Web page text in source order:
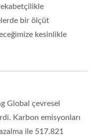
bir ölçüt
kesinlikle
Global çevresel
Karbon emisyonları
ile 517.821